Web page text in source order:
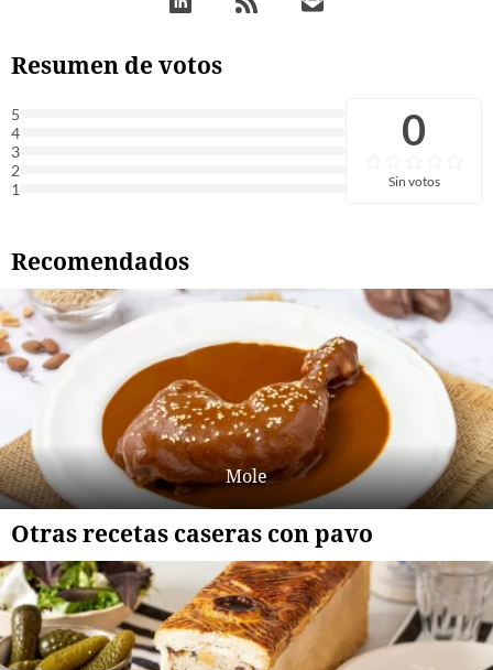
Resumen de votos
5
4
3
2
1
0
Sin votos
Recomendados
Mole
Otras recetas caseras con pavo